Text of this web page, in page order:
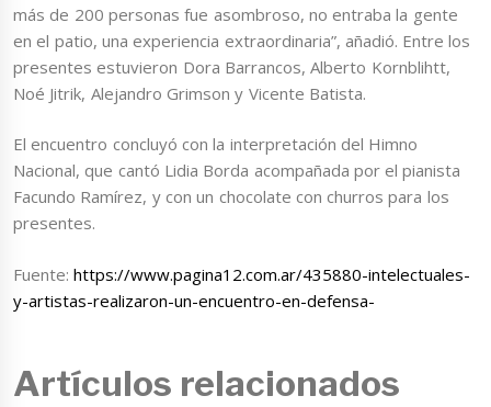
más de 200 personas fue asombroso, no entraba la gente
en el patio, una experiencia extraordinaria”, añadió. Entre los
presentes estuvieron Dora Barrancos, Alberto Kornblihtt,
Noé Jitrik, Alejandro Grimson y Vicente Batista.
El encuentro concluyó con la interpretación del Himno
Nacional, que cantó Lidia Borda acompañada por el pianista
Facundo Ramírez, y con un chocolate con churros para los
presentes.
Fuente:https://www.pagina12.com.ar/435880-intelectuales-
y-artistas-realizaron-un-encuentro-en-defensa-
Artículos relacionados